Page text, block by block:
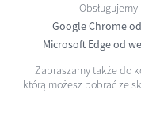
Google Chrome
Microsoft Edge od
Zapraszamy także do
którą możesz pobrać ze